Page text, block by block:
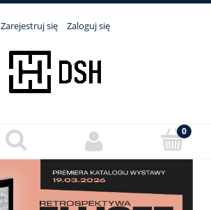
Zarejestruj się Zaloguj się